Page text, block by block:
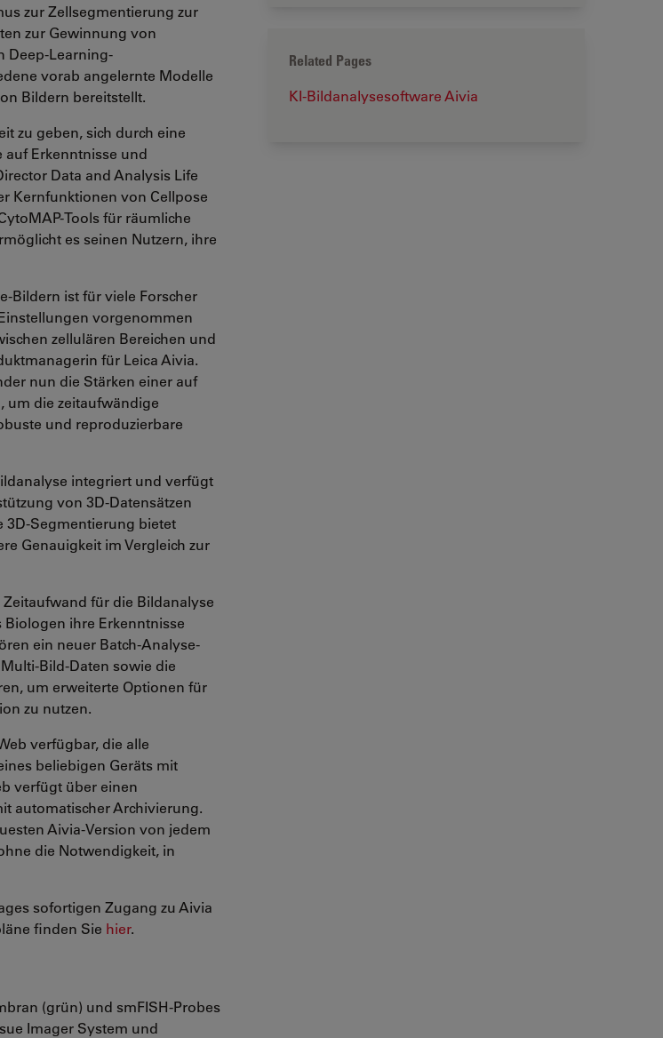
zur Zellsegmentierung zur
zur Gewinnung von
Deep-Learning-
vorab angelernte Modelle
Bildern bereitstellt.
zu geben, sich durch eine
Erkenntnisse und
Data and Analysis Life
Kernfunktionen von Cellpose
Tools für räumliche
es seinen Nutzern, ihre
Bildern ist für viele Forscher
vorgenommen
zellulären Bereichen und
für Leica Aivia.
nun die Stärken einer auf
um die zeitaufwändige
und reproduzierbare
integriert und verfügt
von 3D-Datensätzen
3D-Segmentierung bietet
Genauigkeit im Vergleich zur
für die Bildanalyse
ihre Erkenntnisse
ein neuer Batch-Analyse-
Bild-Daten sowie die
um erweiterte Optionen für
zu nutzen.
verfügbar, die alle
beliebigen Geräts mit
verfügt über einen
automatischer Archivierung.
Aivia-Version von jedem
die Notwendigkeit, in
sofortigen Zugang zu Aivia
finden Sie hier.
(grün) und smFISH-Probes
Imager System und
Related Pages
KI-Bildanalysesoftware Aivia